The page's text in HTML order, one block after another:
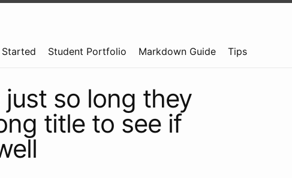
Started Student Portfolio Markdown Guide Tips
so long they
title to see if